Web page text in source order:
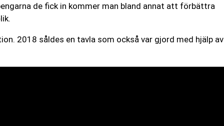
de fick in kommer man bland annat att förbättra
2018 såldes en tavla som också var gjord med hjälp av